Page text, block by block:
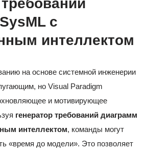
с
интеллектом
на основе системной инженерии
но Visual Paradigm
и мотивирующее
генератор требований диаграмм
интеллектом, команды могут
«время до модели». Это позволяет